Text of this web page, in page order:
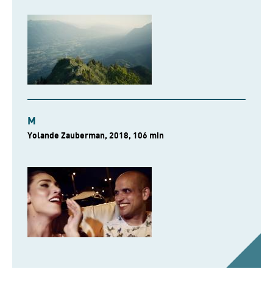
M
Yolande Zauberman, 2018, 106 min